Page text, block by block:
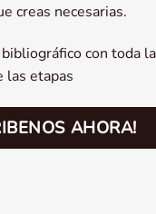
creas necesarias.
con toda
las etapas
AHORA!